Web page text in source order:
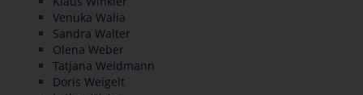
Venuka Walia
Sandra Walter
Olena Weber
Tatjana Weidmann
Doris Weigelt